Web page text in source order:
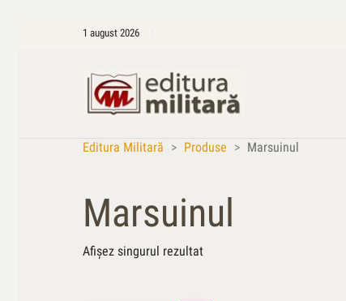
1 august 2026
Editura Militară > Produse > Marsuinul
Marsuinul
Afișez singurul rezultat